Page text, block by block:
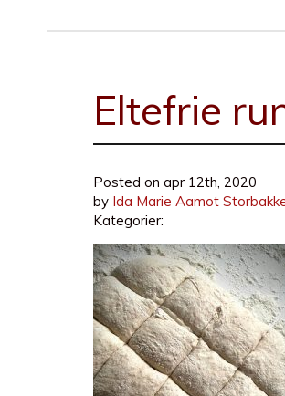
Eltefrie
Posted on apr 12th, 2020
by Ida Marie Aamot
Kategorier: